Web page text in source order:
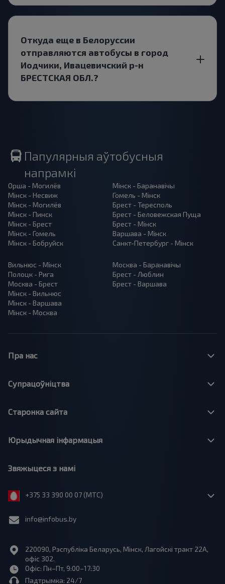
Откуда еще в Белоруссии
отправляются автобусы в город
Иодчики, Ивацевичский р-н
БРЕСТСКАЯ ОБЛ.?
Папулярныя аўтобусныя
напрамкі
Орша - Могилёв
Мінск - Несвиж
Мінск - Могилёв
Мінск - Пинск
Мінск - Брест
Мінск - Гомель
Мінск - Бобруйск
Мінск - Баранавiчы
Гомель - Мінск
Брест - Тересполь
Брест - Беловежская Пуща
Брест - Мінск
Варшава - Мінск
Санкт-Петербург - Мінск
Вильнюс - Мінск
Полоцк - Рига
Москва - Брест
Мінск - Вильнюс
Мінск - Варшава
Мінск - Москва
Москва - Баранавiчы
Брест - Люблин
Брест - Варшава
Пра нас
Супрацоўніцтва
Старонка сайта
Юрыдычная інфармацыя
Звяжыцеся з намі
+375 33 390 00 07 (МТС)
info@infobus.by
220090, Рэспубліка Беларусь, Мінск, Лагойскі тракт 22A,
офіс 302.
Офіс: Пн–Пт, 9:00–17:30
Падтрымка: 24/7